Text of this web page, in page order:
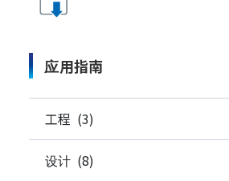
应用指南
工程 (3)
设计 (8)